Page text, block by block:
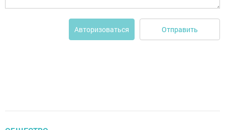
Авторизоваться Отправить